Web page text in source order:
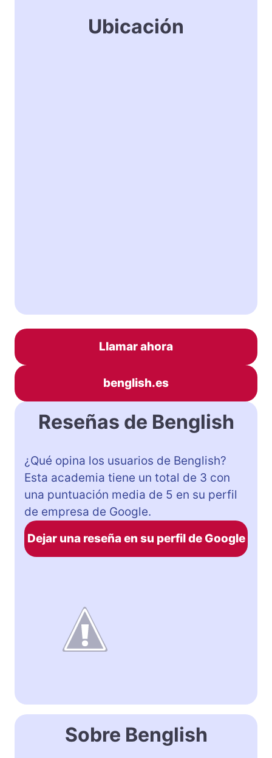
Ubicación
Llamar ahora
benglish.es
Reseñas de Benglish
¿Qué opina los usuarios de Benglish?
Esta academia tiene un total de 3 con
una puntuación media de 5 en su perfil
de empresa de Google.
Dejar una reseña en su perfil de Google
Sobre Benglish